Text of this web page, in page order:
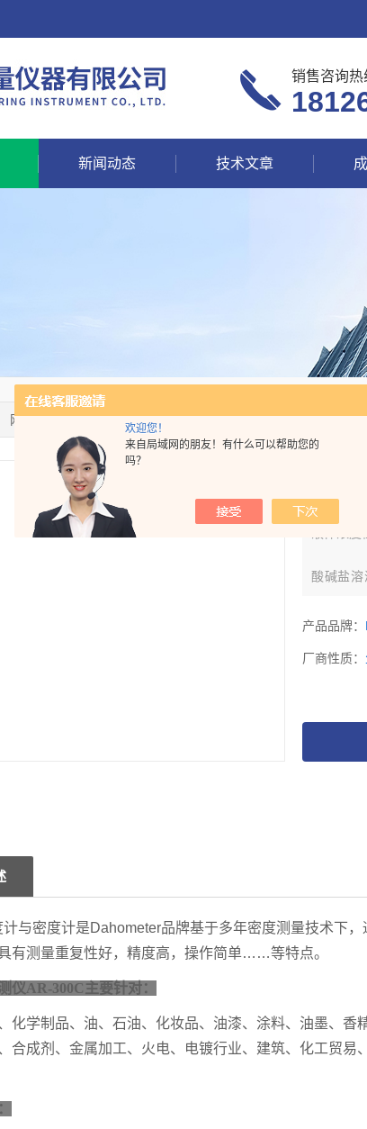
欢迎您！
来自局域网的朋友！有什么可以帮助您的
吗？
销售咨询热
新闻动态 技术文章
网站首页>产品中心> >浓度计> 液体浓度检测仪AR-300C
液体
液体浓
酸碱盐
成剂、金
产品品牌：
厂商性质：
计与密度计是Dahometer品牌基于多年密度测量技术下，
有测量重复性好，精度高，操作简单……等特点。
仪AR-300C 主要针对：
化学制品、油、石油、化妆品、油漆、涂料、油墨、香
合成剂、金属加工、 火电、电镀行业、建筑、化工贸易